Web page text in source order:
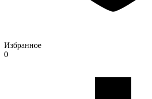
Избранное
0